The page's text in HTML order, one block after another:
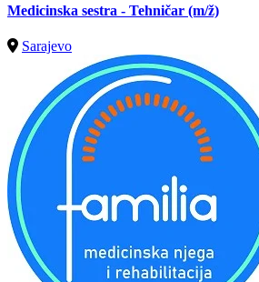
Medicinska sestra - Tehničar (m/ž)
Sarajevo